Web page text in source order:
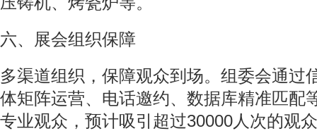
六、展会组织保障
多渠道组织，保障观众到场。组委会通过
体矩阵运营、电话邀约、数据库精准匹配
专业观众，预计吸引超过30000人次的观